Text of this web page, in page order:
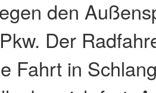
den
Der
Fahrt in